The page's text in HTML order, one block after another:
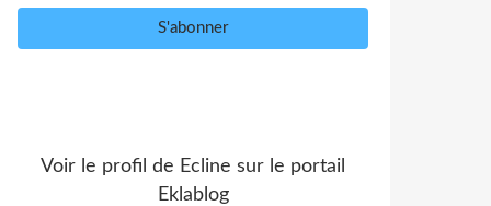
Voir le profil de Ecline sur le portail
Eklablog